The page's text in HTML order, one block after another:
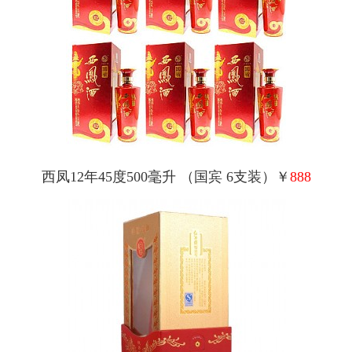
西凤12年45度500毫升 （国宾 6支装）￥ 888